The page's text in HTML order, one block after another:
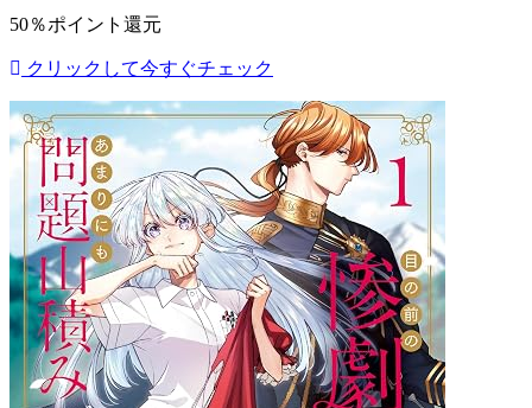
50％ポイント還元
クリックして今すぐチェック